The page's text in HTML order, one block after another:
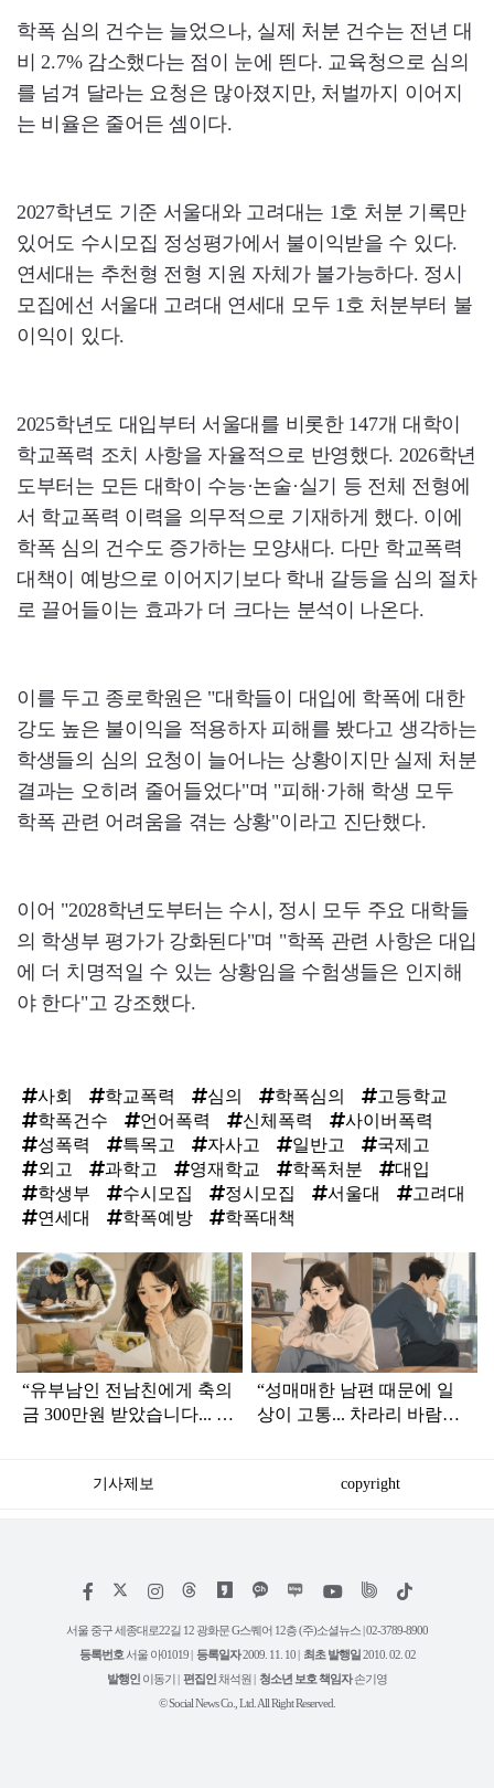
학폭 심의 건수는 늘었으나, 실제 처분 건수는 전년 대
비 2.7% 감소했다는 점이 눈에 띈다. 교육청으로 심의
를 넘겨 달라는 요청은 많아졌지만, 처벌까지 이어지
는 비율은 줄어든 셈이다.
2027학년도 기준 서울대와 고려대는 1호 처분 기록만
있어도 수시모집 정성평가에서 불이익받을 수 있다.
연세대는 추천형 전형 지원 자체가 불가능하다. 정시
모집에선 서울대 고려대 연세대 모두 1호 처분부터 불
이익이 있다.
2025학년도 대입부터 서울대를 비롯한 147개 대학이
학교폭력 조치 사항을 자율적으로 반영했다. 2026학년
도부터는 모든 대학이 수능·논술·실기 등 전체 전형에
서 학교폭력 이력을 의무적으로 기재하게 했다. 이에
학폭 심의 건수도 증가하는 모양새다. 다만 학교폭력
대책이 예방으로 이어지기보다 학내 갈등을 심의 절차
로 끌어들이는 효과가 더 크다는 분석이 나온다.
이를 두고 종로학원은 "대학들이 대입에 학폭에 대한
강도 높은 불이익을 적용하자 피해를 봤다고 생각하는
학생들의 심의 요청이 늘어나는 상황이지만 실제 처분
결과는 오히려 줄어들었다"며 "피해·가해 학생 모두
학폭 관련 어려움을 겪는 상황"이라고 진단했다.
이어 "2028학년도부터는 수시, 정시 모두 주요 대학들
의 학생부 평가가 강화된다"며 "학폭 관련 사항은 대입
에 더 치명적일 수 있는 상황임을 수험생들은 인지해
야 한다"고 강조했다.
사회 학교폭력 심의 학폭심의
고등학교
학폭건수
언어폭력 신체폭력
사이버폭력
성폭력
특목고 자사고 일반고
국제고
외고
과학고 영재학교 학폭처분
대입
학생부
수시모집 정시모집 서울대
고려대
연세대
학폭예방 학폭대책
탑
라
인
“유부남인 전남친에게 축의
금 300만원 받았습니다... 정
“성매매한 남편 때문에 일
상이 고통... 차라리 바람피
기사제보 copyright
페
스
인
타
램
위
트
유
튜
틱
서울 중구 세종대로22길 12 광화문 G스퀘어 12층 (주)소셜뉴스 | 02-3789-8900
등록번호 서울 아01019 | 등록일자2009. 11. 10 | 최초 발행일2010. 02. 02
발행인 이동기 | 편집인채석원 | 청소년 보호 책임자손기영
© Social News Co., Ltd. All Right Reserved.